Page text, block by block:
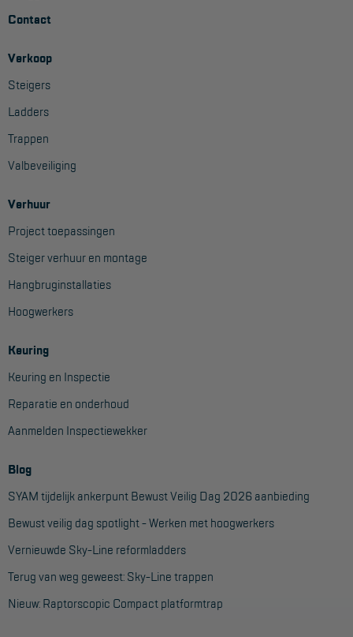
Vestigingen
Dealers
Werken bij ons
Product video's
Blog
Handleidingen
Tips en trucs
Veelgestelde vragen
Wet- en regelgeving
Garantie
Algemene voorwaarden
Webshop voorwaarden
Contact
Verkoop
Steigers
Ladders
Trappen
Valbeveiliging
Verhuur
Project toepassingen
Steiger verhuur en montage
Hangbruginstallaties
Hoogwerkers
Keuring
Keuring en Inspectie
Reparatie en onderhoud
Aanmelden Inspectiewekker
Blog
SYAM tijdelijk ankerpunt Bewust Veilig Dag 2026 aanbieding
Bewust veilig dag spotlight - Werken met hoogwerkers
Vernieuwde Sky-Line reformladders
Terug van weg geweest: Sky-Line trappen
Nieuw: Raptorscopic Compact platformtrap